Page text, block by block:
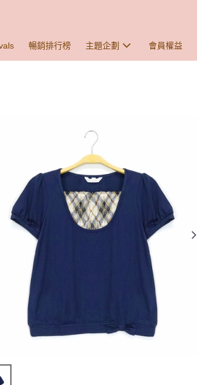
暢銷排行榜 主題企劃 會員權益